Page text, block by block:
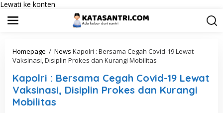
Lewati ke konten
Homepage / News Kapolri : Bersama Cegah Covid-19 Lewat
Vaksinasi, Disiplin Prokes dan Kurangi Mobilitas
Kapolri : Bersama Cegah Covid-19 Lewat
Vaksinasi, Disiplin Prokes dan Kurangi
Mobilitas